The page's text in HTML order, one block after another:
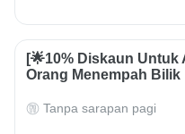
[🌟10% Diskaun Untuk
Orang Menempah Bilik
Tanpa sarapan pagi